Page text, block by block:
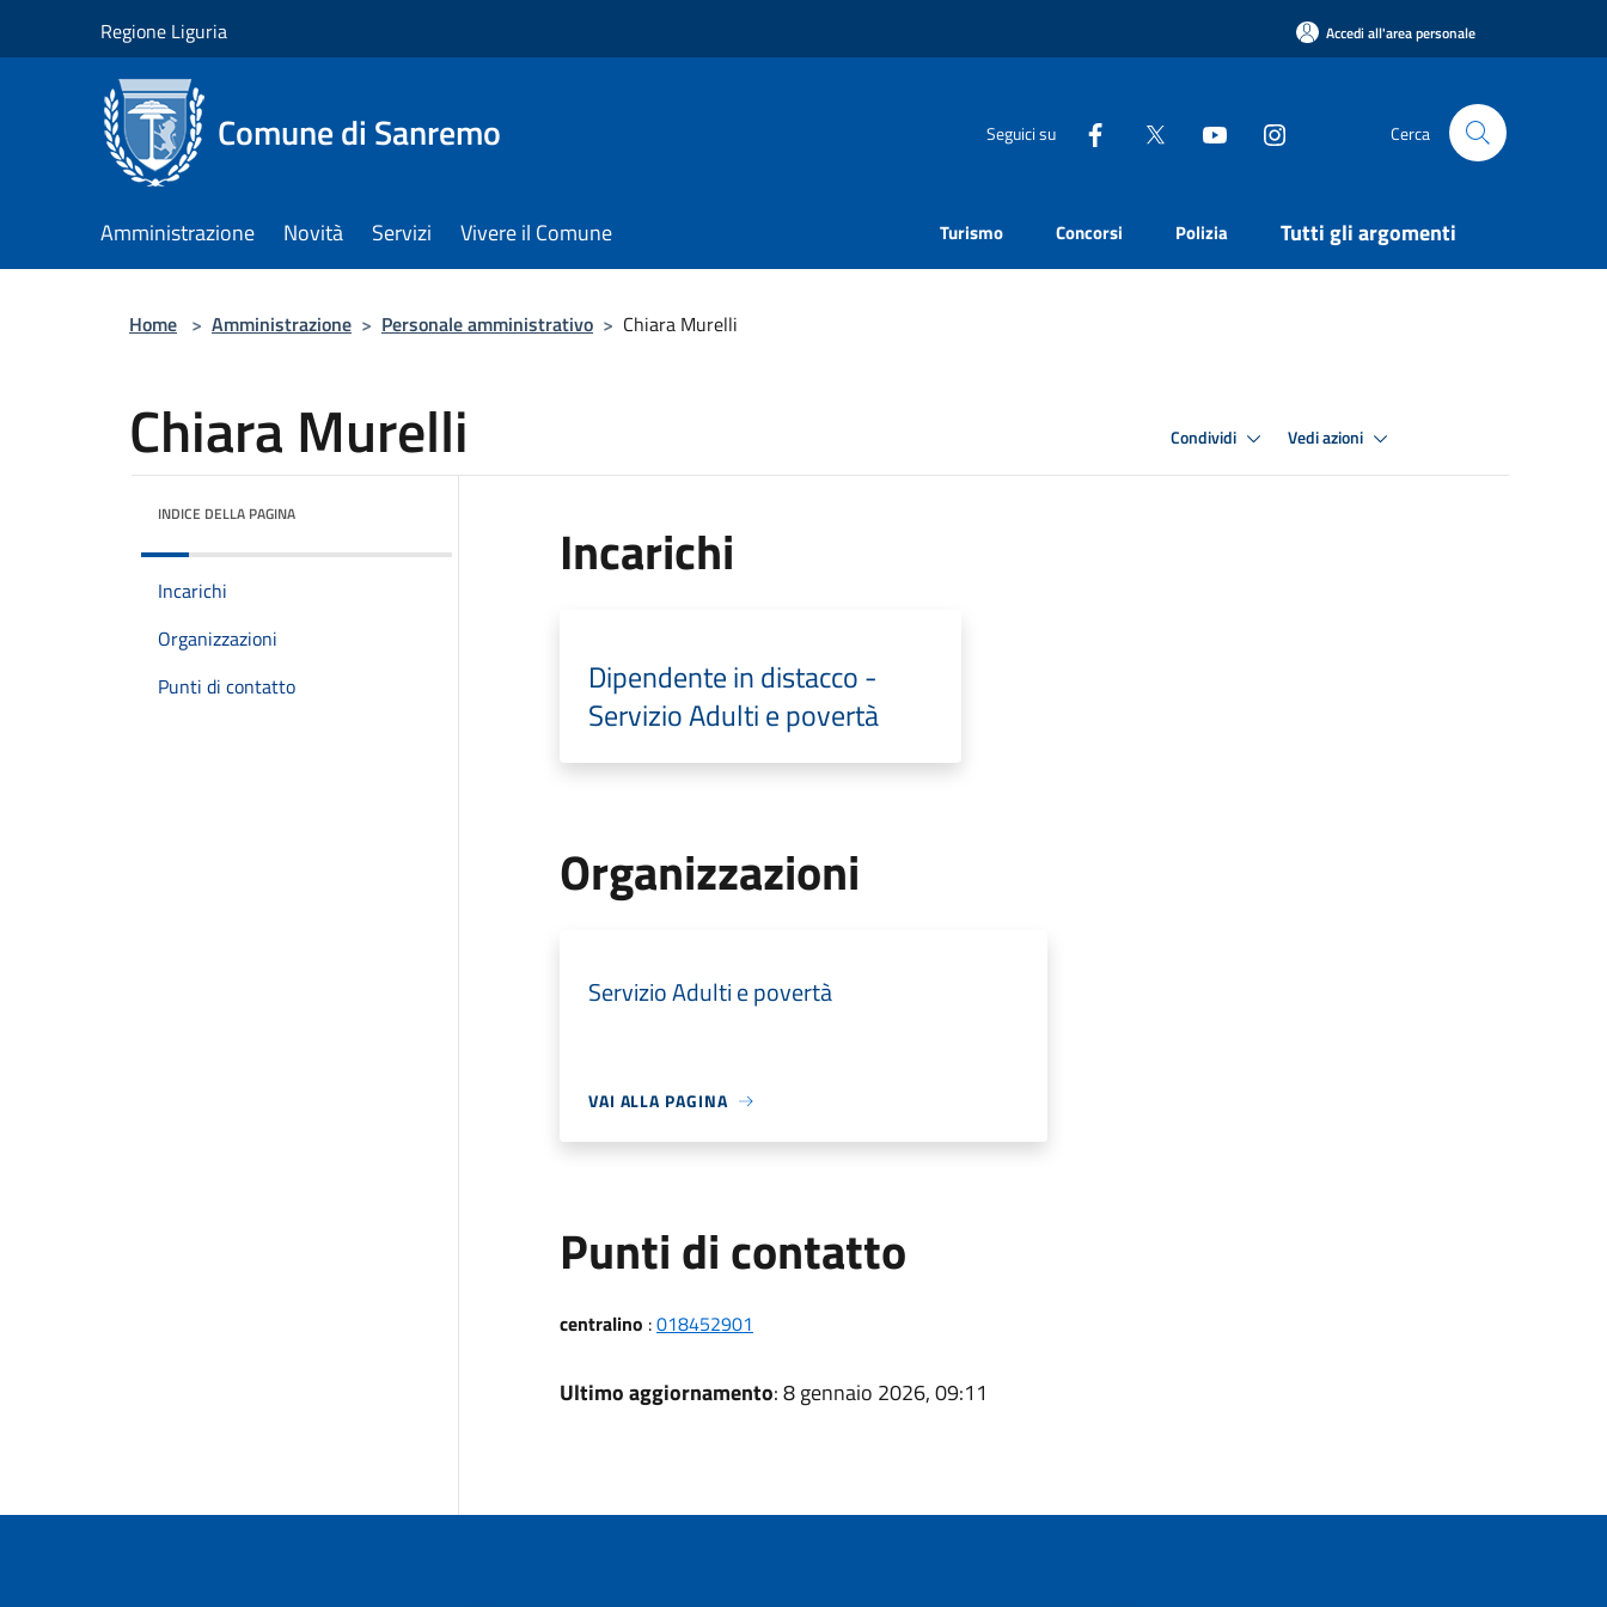
Regione Liguria Accedi all'area personale
Comune di Sanremo Seguici su Cerca
Amministrazione Novità Servizi Vivere il Comune Turismo Concorsi Polizia Tutti gli argomenti
Home > Amministrazione > Personale amministrativo > Chiara Murelli
Chiara Murelli Condividi Vedi azioni
INDICE DELLA PAGINA
Incarichi
Organizzazioni
Punti di contatto
Incarichi
Dipendente in distacco -
Servizio Adulti e povertà
Organizzazioni
Servizio Adulti e povertà
VAI ALLA PAGINA
Punti di contatto
centralino :018452901
Ultimo aggiornamento: 8 gennaio 2026, 09:11